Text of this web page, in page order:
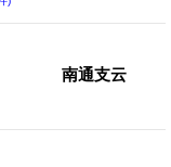
南通支云